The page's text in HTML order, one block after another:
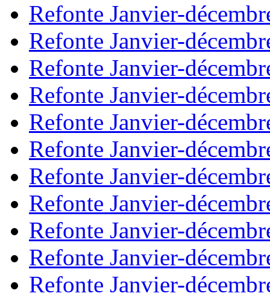
Refonte Janvier-
Refonte Janvier-
Refonte Janvier-
Refonte Janvier-
Refonte Janvier-
Refonte Janvier-
Refonte Janvier-
Refonte Janvier-
Refonte Janvier-
Refonte Janvier-
Refonte Janvier-